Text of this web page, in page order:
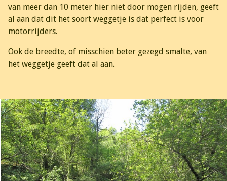
van meer dan 10 meter hier niet door mogen rijden, geeft
al aan dat dit het soort weggetje is dat perfect is voor
motorrijders.
Ook de breedte, of misschien beter gezegd smalte, van
het weggetje geeft dat al aan.